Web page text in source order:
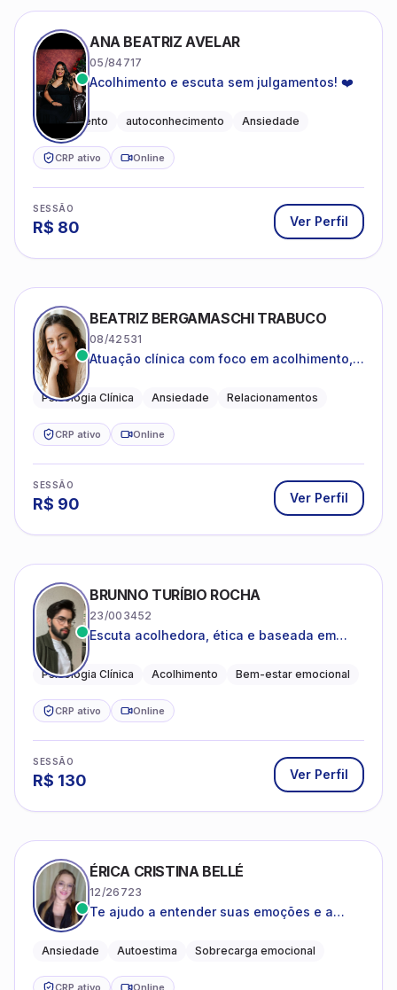
ANA BEATRIZ AVELAR
05/84717
Acolhimento e escuta sem julgamentos! ❤️
Acolhimento autoconhecimento Ansiedade
CRP ativo Online
SESSÃO
R$ 80 Ver Perfil
BEATRIZ BERGAMASCHI TRABUCO
08/42531
Atuação clínica com foco em acolhimento,
Psicologia Clínica Ansiedade Relacionamentos
CRP ativo Online
SESSÃO
R$ 90 Ver Perfil
BRUNNO TURÍBIO ROCHA
23/003452
Escuta acolhedora, ética e baseada em
Psicologia Clínica Acolhimento Bem-estar emocional
CRP ativo Online
SESSÃO
R$ 130 Ver Perfil
ÉRICA CRISTINA BELLÉ
12/26723
Te ajudo a entender suas emoções e a
que você está vivendo
Ansiedade Autoestima Sobrecarga emocional
CRP ativo Online